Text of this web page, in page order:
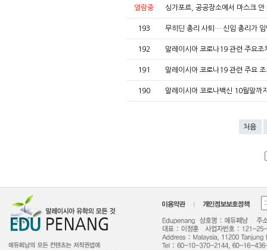
열람중 싱가포르, 공공장소에서 마스크
193 무히딘 총리 사퇴… 신임 총리가
192 말레이시아 코로나19 관련 주요
191 말레이시아 코로나19 관련 주요
190 말레이시아 코로나백신 10월말까
처음